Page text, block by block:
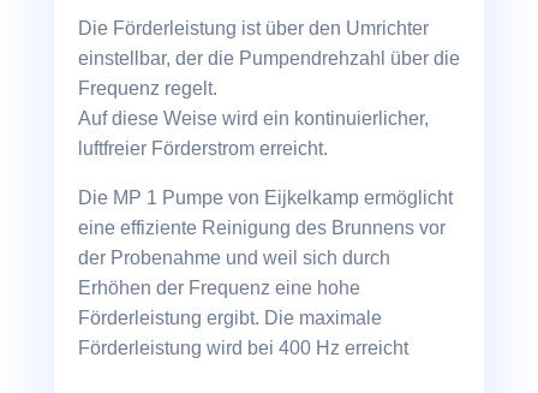
Die Förderleistung ist über den Umrichter
einstellbar, der die Pumpendrehzahl über die
Frequenz regelt.
Auf diese Weise wird ein kontinuierlicher,
luftfreier Förderstrom erreicht.
Die MP 1 Pumpe von Eijkelkamp ermöglicht
eine effiziente Reinigung des Brunnens vor
der Probenahme und weil sich durch
Erhöhen der Frequenz eine hohe
Förderleistung ergibt. Die maximale
Förderleistung wird bei 400 Hz erreicht